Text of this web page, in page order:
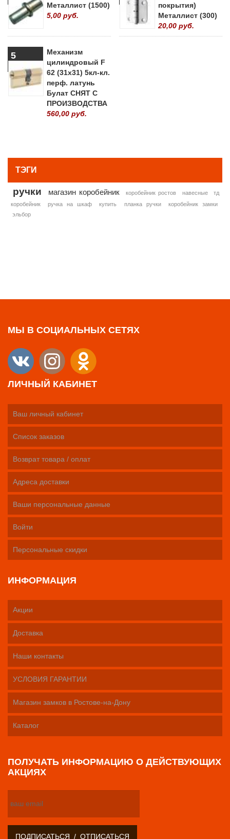
Металлист (1500)
5,00 руб.
покрытия)
Металлист (300)
20,00 руб.
5
Механизм
цилиндровый F
62 (31х31) 5кл-кл.
перф. латунь
Булат СНЯТ С
ПРОИЗВОДСТВА
560,00 руб.
ТЭГИ
ручки магазин коробейник коробейник ростов навесные
тд
коробейник
ручка на шкаф купить планка ручки
коробейник замки
эльбор
МЫ В СОЦИАЛЬНЫХ СЕТЯХ
ЛИЧНЫЙ КАБИНЕТ
Ваш личный кабинет
Список заказов
Возврат товара / оплат
Адреса доставки
Ваши персональные данные
Войти
Персональные скидки
ИНФОРМАЦИЯ
Акции
Доставка
Наши контакты
УСЛОВИЯ ГАРАНТИИ
Магазин замков в Ростове-на-Дону
Каталог
ПОЛУЧАТЬ ИНФОРМАЦИЮ О ДЕЙСТВУЮЩИХ
АКЦИЯХ